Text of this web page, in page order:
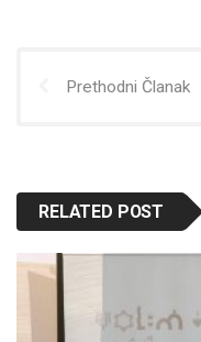
Prethodni Članak
RELATED POST